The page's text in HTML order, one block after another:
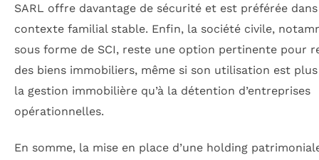
SARL offre davantage de sécurité et est préférée
contexte familial stable. Enfin, la société civile,
sous forme de SCI, reste une option pertinente pour
des biens immobiliers, même si son utilisation est
la gestion immobilière qu’à la détention d’entreprises
opérationnelles.
En somme, la mise en place d’une holding